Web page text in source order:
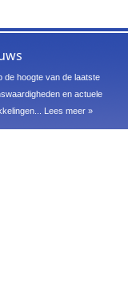
de hoogte van de laatste
en actuele
Lees meer »